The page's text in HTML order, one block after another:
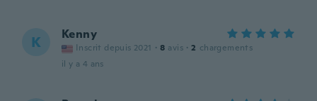
K Kenny
Inscrit depuis 2021 · 8 avis · 2 chargements
il y a 4 ans